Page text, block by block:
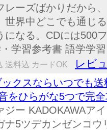
レーズばかりだから
世界中どこでも通じ
になる。CDには500
学習参考書 語学学
送料込 カードOK レビ
ックスならいつでも
をひらがな5つで完
ジー KADOKAWAア
ナ5ツデカンゼンコ